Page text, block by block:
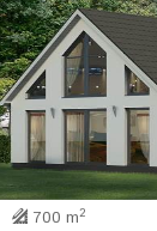
700 m2